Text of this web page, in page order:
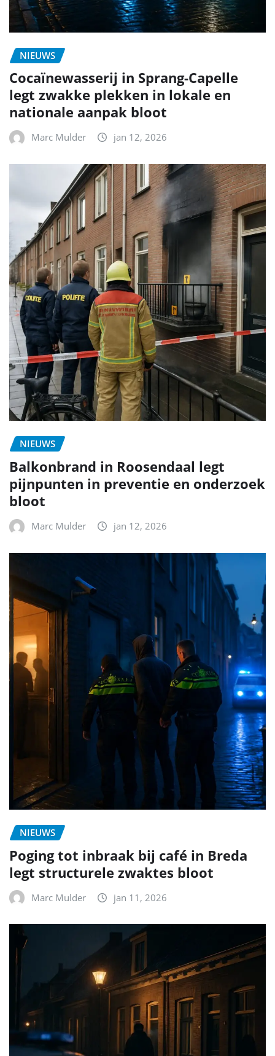
NIEUWS
Cocaïnewasserij in Sprang-Capelle
legt zwakke plekken in lokale en
nationale aanpak bloot
Marc Mulder jan 12, 2026
NIEUWS
Balkonbrand in Roosendaal legt
pijnpunten in preventie en onderzoek
bloot
Marc Mulder jan 12, 2026
NIEUWS
Poging tot inbraak bij café in Breda
legt structurele zwaktes bloot
Marc Mulder jan 11, 2026